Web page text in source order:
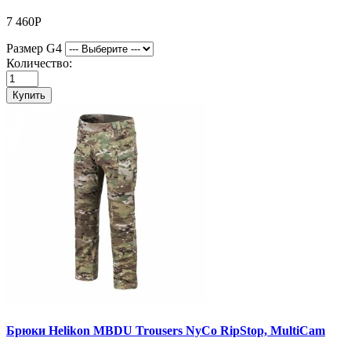
7 460Р
Размер G4
Количество:
Купить
Брюки Helikon MBDU Trousers NyCo RipStop, MultiCam